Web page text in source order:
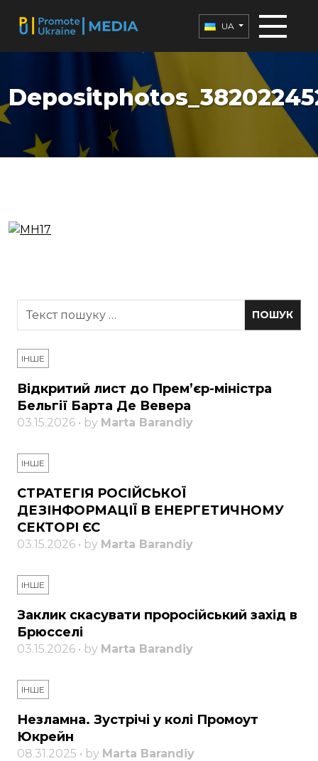
UA
ІНШЕ
Відкритий лист до Прем’єр-міністра
Бельгії Барта Де Вевера
03.15.2026 • by Marta Barandiy
ІНШЕ
СТРАТЕГІЯ РОСІЙСЬКОЇ
ДЕЗІНФОРМАЦІЇ В ЕНЕРГЕТИЧНОМУ
СЕКТОРІ ЄС
03.15.2026 • by Marta Barandiy
ІНШЕ
Заклик скасувати проросійський захід в
Брюсселі
03.15.2026 • by Marta Barandiy
ІНШЕ
Незламна. Зустрічі у колі Промоут
Юкрейн
08.31.2025 • by Marta Barandiy